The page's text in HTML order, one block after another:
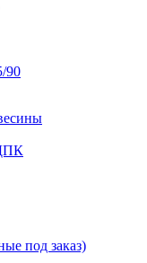
90
под заказ)